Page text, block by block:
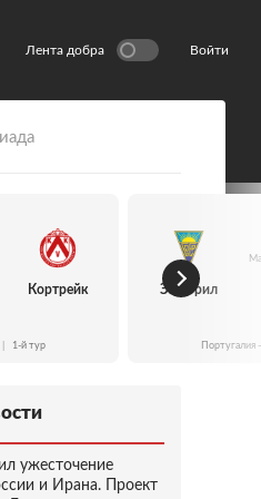
Лента добра Войти
Кортрейк
1-й тур
Эшторил
ужесточение
и Ирана. Проект